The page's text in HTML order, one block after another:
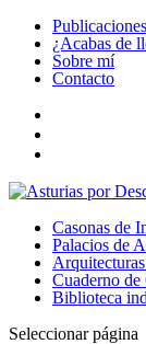
Publicaciones
¿Acabas de
Sobre mí
Contacto
Casonas de
Palacios de
Cuaderno de
Biblioteca
Seleccionar página